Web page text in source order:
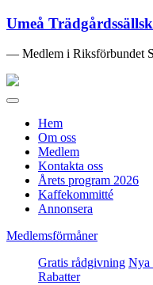
Umeå
— Medlem i Riksförbundet
Toggle
navigation
Hem
Om oss
Medlem
Kontakta oss
Årets program 2026
Kaffekommitté
Annonsera
Medlemsförmåner
Gratis rådgivning Nya
Rabatter